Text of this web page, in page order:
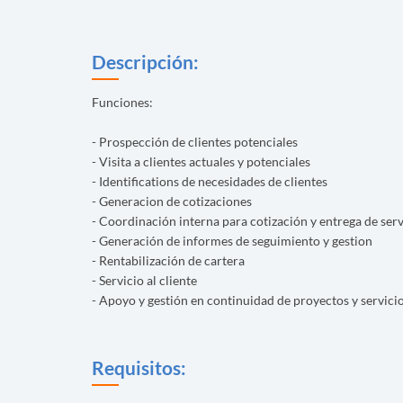
Descripción:
Funciones:
- Prospección de clientes potenciales
- Visita a clientes actuales y potenciales
- Identifications de necesidades de clientes
- Generacion de cotizaciones
- Coordinación interna para cotización y entrega de
- Generación de informes de seguimiento y gestion
- Rentabilización de cartera
- Servicio al cliente
- Apoyo y gestión en continuidad de proyectos y
Requisitos: